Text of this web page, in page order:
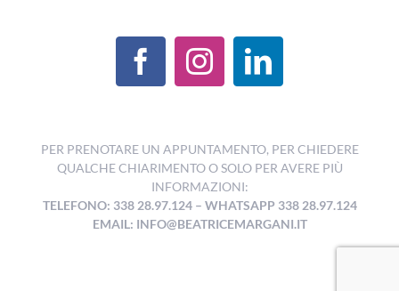
PER PRENOTARE UN APPUNTAMENTO, PER CHIEDERE
QUALCHE CHIARIMENTO O SOLO PER AVERE PIÙ
INFORMAZIONI:
TELEFONO: 338 28.97.124– WHATSAPP 338 28.97.124
EMAIL: INFO@BEATRICEMARGANI.IT